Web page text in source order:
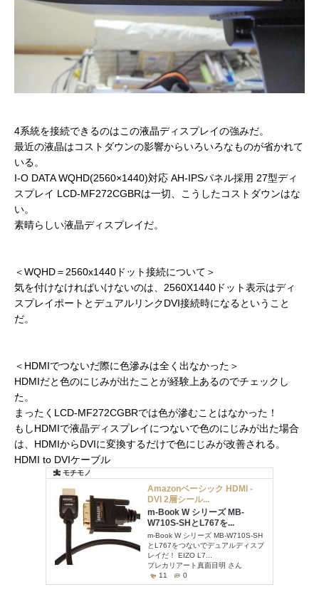
4系統を接続できるのはこの液晶ディスプレイの強みだ。
最近の液晶はコストダウンの影響からいろいろなものが省かれて
いる。
I-O DATA WQHD(2560×1440)対応 AH-IPSパネル採用 27型ディ
スプレイ LCD-MF272CGBRは一切、こうしたコストダウンはな
い。
素晴らしい液晶ディスプレイだ。
＜WQHD＝2560x1440ドット接続について＞
気を付けなければいけないのは、2560X1440ドット表示はディ
スプレイポートとデュアルリンクDVI接続時になるということ
だ。
＜HDMIでつないだ際に色滲みは全く出なかった＞
HDMIだと色のにじみが出たことが経験上あるのでチェックし
た。
まったくLCD-MF272CGBRでは色が滲むことはなかった！
もしHDMIで液晶ディスプレイにつないで色のにじみが出た場合
は、HDMIからDVIに変換するだけで色にじみが改善される。
HDMI to DVIケーブル